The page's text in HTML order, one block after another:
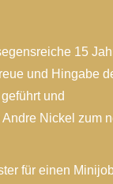
15
und Hingabe
und
Nickel zum
für einen